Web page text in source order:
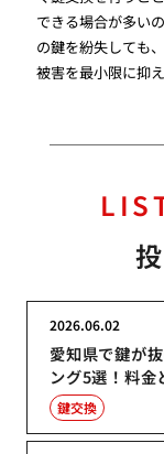
できる場合が多い
の鍵を紛失しても
被害を最小限に抑
愛知県で鍵が
ング5選！料金
2026.06.02
鍵交換